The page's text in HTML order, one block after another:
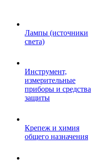
Лампы (источники
света)
Инструмент,
измерительные
приборы и средства
защиты
Крепеж и химия
общего назначения